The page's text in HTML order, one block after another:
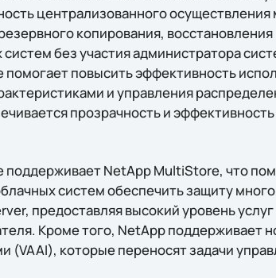
централизованного осуществления
копирования,
без участия администратора
повысить эффективность
и управления
прозрачность и
NetApp MultiStore, что
систем обеспечить защиту
предоставляя высокий уровень
Кроме того, NetApp поддерживает
(VAAI), которые переносят задачи